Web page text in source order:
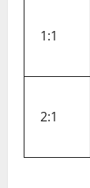
1:1
2:1